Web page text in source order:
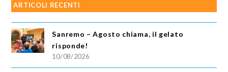
ARTICOLI RECENTI
Sanremo – Agosto chiama, il gelato
risponde!
10/08/2026